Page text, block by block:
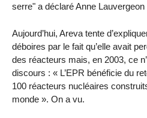
serre" a déclaré Anne Lauvergeon
Aujourd’hui, Areva tente
déboires par le fait qu’elle avait
des réacteurs mais, en 2003, ce
discours : « L’EPR bénéficie du
100 réacteurs nucléaires
monde ». On a vu.